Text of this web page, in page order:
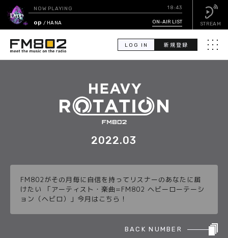
LOG IN 新規登録 メニ
索
GUEST CALENDAR
EVENT CALENDAR
NOW PLAYING 18:43
Drop/ HANA ON-AIR LIST STREAM
2022.03
FM802がその月毎に自信を持ってリスナーのあなたに届
けたい 「アーティスト・楽曲=FM802 ヘビーローテーシ
ョン（ヘビロ）」今月はこちら！
BACK NUMBER